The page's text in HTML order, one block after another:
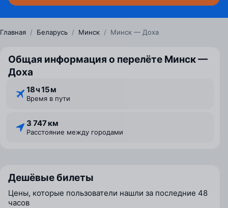
Главная / Беларусь / Минск / Минск — Доха
Общая информация о перелёте Минск —
Доха
18 ⁠ч 15 ⁠м
Время в пути
3 747 км
Расстояние между городами
Дешёвые билеты
Цены, которые пользователи нашли за последние 48
часов